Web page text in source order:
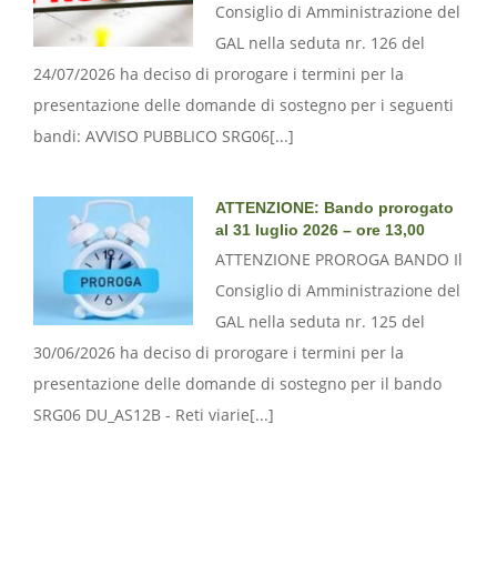
Consiglio di Amministrazione del
GAL nella seduta nr. 126 del
24/07/2026 ha deciso di prorogare i termini per la
presentazione delle domande di sostegno per i seguenti
bandi: AVVISO PUBBLICO SRG06[...]
ATTENZIONE: Bando prorogato
al 31 luglio 2026 – ore 13,00
ATTENZIONE PROROGA BANDO Il
Consiglio di Amministrazione del
GAL nella seduta nr. 125 del
30/06/2026 ha deciso di prorogare i termini per la
presentazione delle domande di sostegno per il bando
SRG06 DU_AS12B - Reti viarie[...]